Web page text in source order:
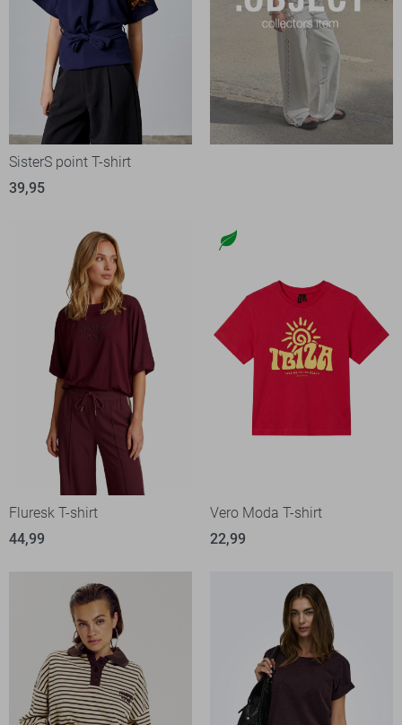
SisterS point T-shirt
39,95
Fluresk T-shirt
44,99
Vero Moda T-shirt
22,99